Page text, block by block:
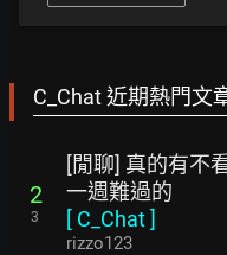
C_Chat 近期熱門文
2
3
[閒聊] 真的有不
一週難過的
[ C_Chat]
rizzo123